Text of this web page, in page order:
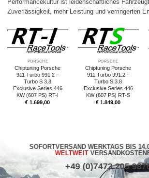
Performancekultur ist leidenschaftliches
Zuverlässigkeit, mehr Leistung und verringerten
PORSCHE
Chiptuning Porsche
911 Turbo 991.2 –
Turbo S 3.8
Exclusive Series 446
KW (607 PS) RT-I
€ 1.699,00
PORSCHE
Chiptuning Porsche
911 Turbo 991.2 –
Turbo S 3.8
Exclusive Series 446
KW (607 PS) RT-S
€ 1.849,00
SOFORTVERSAND WERKTAGS BIS
WELTWEIT
+49 (0)7473 205